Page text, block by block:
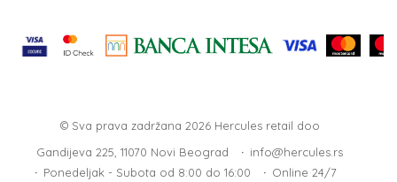
© Sva prava zadržana 2026Hercules retail doo
Gandijeva 225, 11070 Novi Beograd
info@hercules.rs
Ponedeljak - Subota od 8:00 do 16:00
Online 24/7